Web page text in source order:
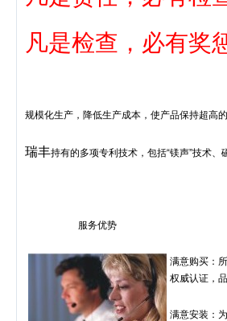
凡是检查，必有奖
规模化生产，降低生产成本，使产品保持超高
瑞丰持有的多项专利技术，包括“镁声”技术、
服务优势
满意购买：
权威认证，
满意安装：